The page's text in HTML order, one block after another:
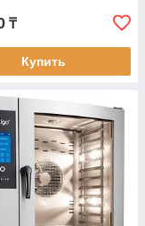
₸
Купить